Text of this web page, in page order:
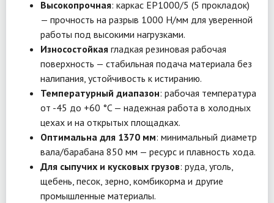
Высокопрочная: каркас EP1000/5 (5 прокладок)
— прочность на разрыв 1000 Н/мм для уверенной
работы под высокими нагрузками.
Износостойкая гладкая резиновая рабочая
поверхность — стабильная подача материала без
налипания, устойчивость к истиранию.
Температурный диапазон: рабочая температура
от -45 до +60 °C — надежная работа в холодных
цехах и на открытых площадках.
Оптимальна для 1370 мм: минимальный диаметр
вала/барабана 850 мм — ресурс и плавность хода.
Для сыпучих и кусковых грузов: руда, уголь,
щебень, песок, зерно, комбикорма и другие
промышленные материалы.